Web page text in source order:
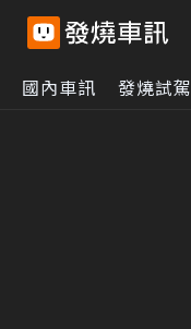
國內車訊 發燒試駕